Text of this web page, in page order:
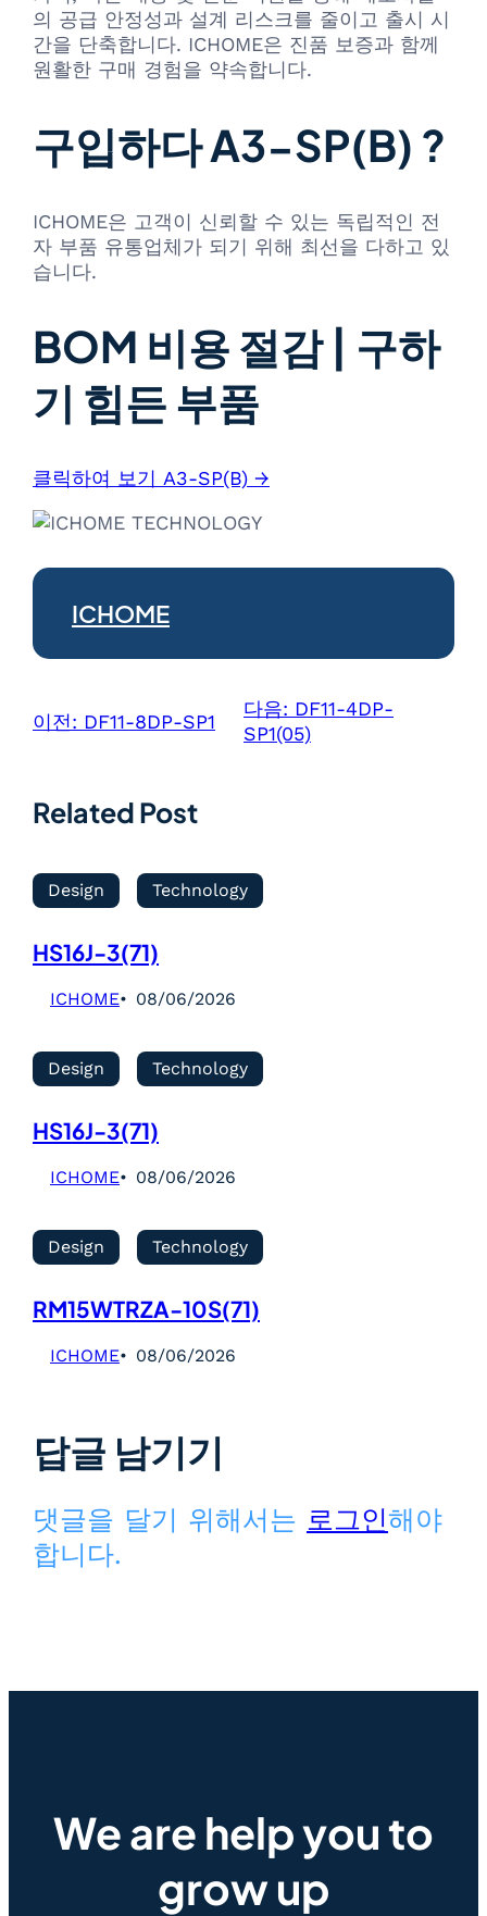
의 공급 안정성과 설계 리스크를 줄이고 출시 시
간을 단축합니다. ICHOME은 진품 보증과 함께
원활한 구매 경험을 약속합니다.
구입하다 A3-SP(B) ?
ICHOME은 고객이 신뢰할 수 있는 독립적인 전
자 부품 유통업체가 되기 위해 최선을 다하고 있
습니다.
BOM 비용 절감 | 구하
기 힘든 부품
클릭하여 보기 A3-SP(B) →
ICHOME
이전: DF11-8DP-SP1
다음: DF11-4DP-
SP1(05)
Related Post
Design Technology
HS16J-3(71)
ICHOME 08/06/2026
Design Technology
HS16J-3(71)
ICHOME 08/06/2026
Design Technology
RM15WTRZA-10S(71)
ICHOME 08/06/2026
답글 남기기
댓글을 달기 위해서는 로그인해야
합니다.
We are help you to
grow up